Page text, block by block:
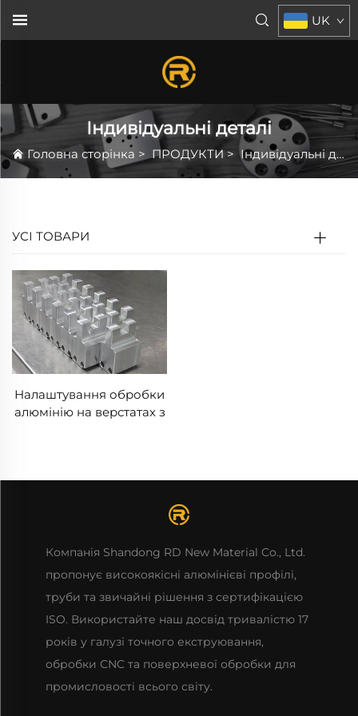
UK
Індивідуальні деталі
Головна сторінка >ПРОДУКТИ >Індивідуальні деталі
УСІ ТОВАРИ
Налаштування обробки
алюмінію на верстатах з
Компанія Shandong RD New Material Co., Ltd.
пропонує високоякісні алюмінієві профілі,
труби та звичайні рішення з сертифікацією
ISO. Використайте наш досвід тривалістю 17
років у галузі точного екструювання,
обробки CNC та поверхневої обробки для
промисловості всього світу.